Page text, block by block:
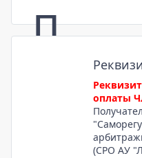
оплаты
(СРО АУ